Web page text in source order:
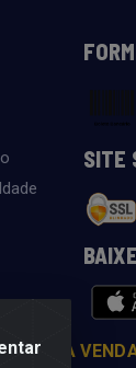
SITE
A